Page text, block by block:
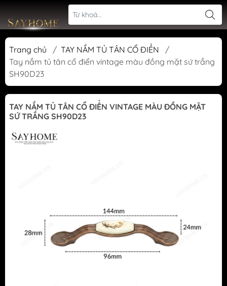
Trang chủ / TAY NẮM TỦ TÂN CỔ ĐIỂN
/
Tay nắm tủ tân cổ điển vintage màu đồng mặt sứ trắng
SH90D23
TAY NẮM TỦ TÂN CỔ ĐIỂN VINTAGE MÀU ĐỒNG MẶT
SỨ TRẮNG SH90D23